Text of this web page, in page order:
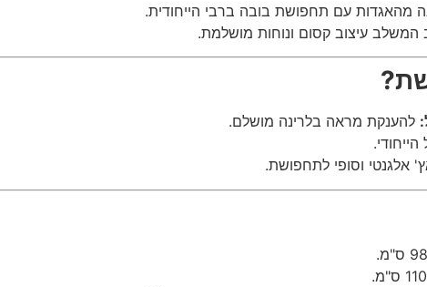
מהאגדות עם תחפושת בובה ברבי הייחודית.
עיצוב קסום ונוחות מושלמת.
להענקת מראה בלרינה מושלם.
אלגנטי וסופי לתחפושת.